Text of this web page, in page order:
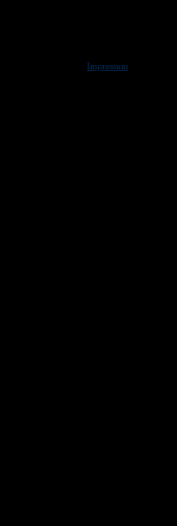
Impressum